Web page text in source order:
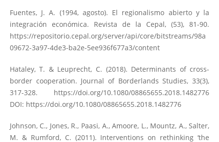
Fuentes, J. A. (1994, agosto). El regionalismo abierto y la
integración económica. Revista de la Cepal, (53), 81-90.
https://repositorio.cepal.org/server/api/core/bitstreams/98a
09672-3a97-4de3-ba2e-5ee936f677a3/content
Hataley, T. & Leuprecht, C. (2018). Determinants of cross-
border cooperation. Journal of Borderlands Studies, 33(3),
317-328. https://doi.org/10.1080/08865655.2018.1482776
DOI: https://doi.org/10.1080/08865655.2018.1482776
Johnson, C., Jones, R., Paasi, A., Amoore, L., Mountz, A., Salter,
M. & Rumford, C. (2011). Interventions on rethinking ‘the